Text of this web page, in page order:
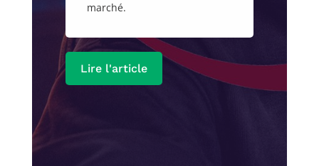
marché.
Lire l'article